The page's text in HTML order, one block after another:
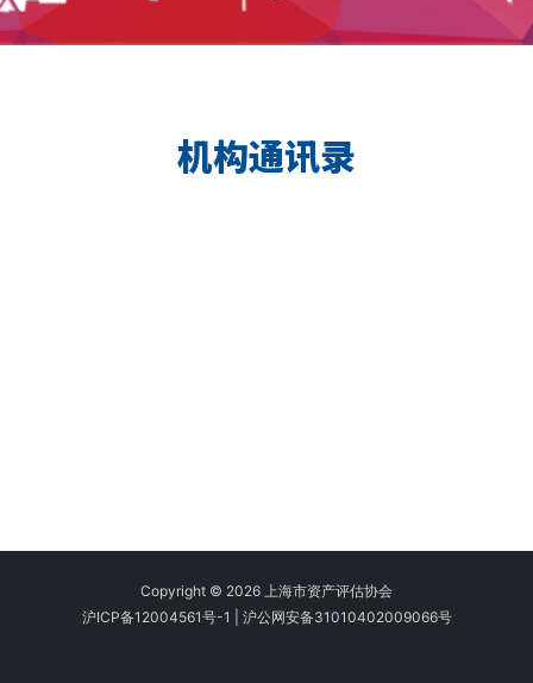
机构通讯录
Copyright © 2026 上海市资产评估协会
沪ICP备12004561号-1
沪公网安备31010402009066号